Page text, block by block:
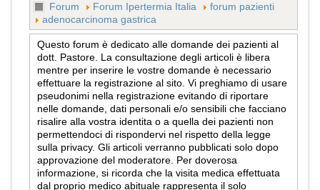
Forum Forum Ipertermia Italia
forum pazienti
adenocarcinoma gastrica
Questo forum è dedicato alle domande dei pazienti al
dott. Pastore. La consultazione degli articoli è libera
mentre per inserire le vostre domande è necessario
effettuare la registrazione al sito. Vi preghiamo di usare
pseudonimi nella registrazione evitando di riportare
nelle domande, dati personali e/o sensibili che facciano
risalire alla vostra identita o a quella dei pazienti non
permettendoci di rispondervi nel rispetto della legge
sulla privacy. Gli articoli verranno pubblicati solo dopo
approvazione del moderatore. Per doverosa
informazione, si ricorda che la visita medica effettuata
dal proprio medico abituale rappresenta il solo